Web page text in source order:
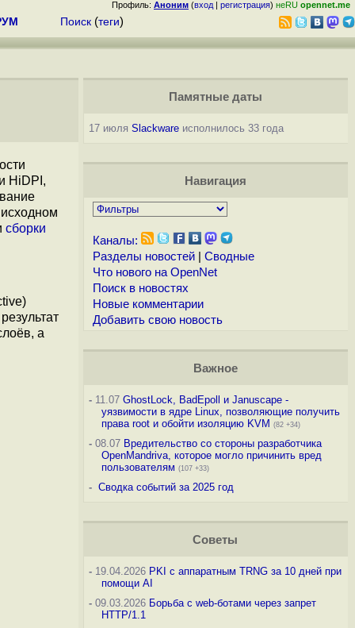
Профиль: Аноним (вход | регистрация) неRU opennet.me
Поиск (теги)
HiDPI,
сборки
а
Памятные даты
17 июля Slackwareисполнилось 33 года
Навигация
Каналы:
Разделы новостей| Сводные
Что нового на OpenNet
Поиск в новостях
Новые комментарии
Добавить свою новость
Важное
-11.07 GhostLock, BadEpoll и Januscape -
уязвимости в ядре Linux, позволяющие получить
права root и обойти изоляцию KVM (82 +34)
-08.07 Вредительство со стороны разработчика
OpenMandriva, которое могло причинить вред
пользователям (107 +33)
- Сводка событий за 2025 год
Советы
-19.04.2026 PKI с аппаратным TRNG за 10 дней при
помощи AI
-09.03.2026 Борьба с web-ботами через запрет
HTTP/1.1